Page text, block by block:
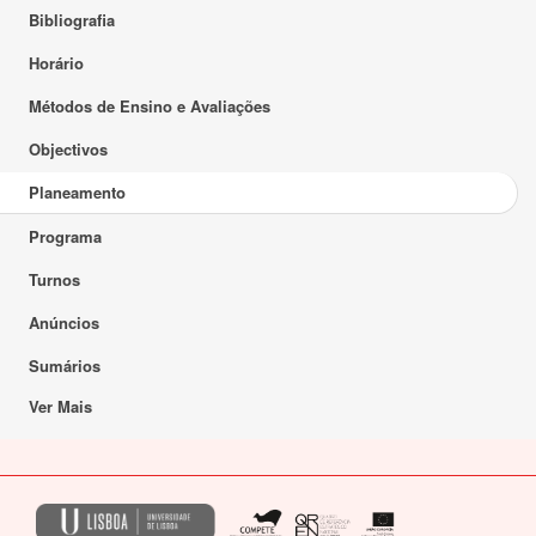
Bibliografia
Horário
Métodos de Ensino e Avaliações
Objectivos
Planeamento
Programa
Turnos
Anúncios
Sumários
Ver Mais